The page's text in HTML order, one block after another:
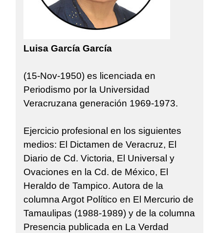
Luisa García García
(15-Nov-1950) es licenciada en
Periodismo por la Universidad
Veracruzana generación 1969-1973.
Ejercicio profesional en los siguientes
medios: El Dictamen de Veracruz, El
Diario de Cd. Victoria, El Universal y
Ovaciones en la Cd. de México, El
Heraldo de Tampico. Autora de la
columna Argot Político en El Mercurio de
Tamaulipas (1988-1989) y de la columna
Presencia publicada en La Verdad